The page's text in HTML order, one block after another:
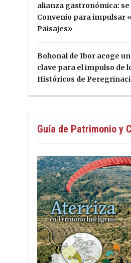
alianza gastronómica:
Convenio para impulsar
Paisajes»
Bohonal de Ibor acoge
clave para el impulso de
Históricos de
Guía de Patrimonio y